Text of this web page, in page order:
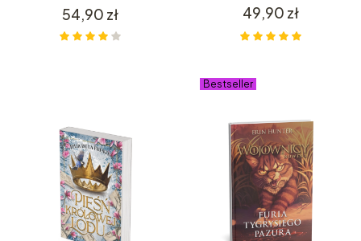
Cena
54,90 zł
Cena
49,90 zł
Bestseller